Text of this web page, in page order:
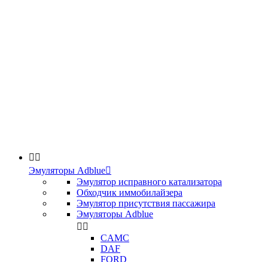
 
Эмуляторы Adblue
Эмулятор исправного катализатора
Обходчик иммобилайзера
Эмулятор присутствия пассажира
Эмуляторы Adblue
 
CAMC
DAF
FORD